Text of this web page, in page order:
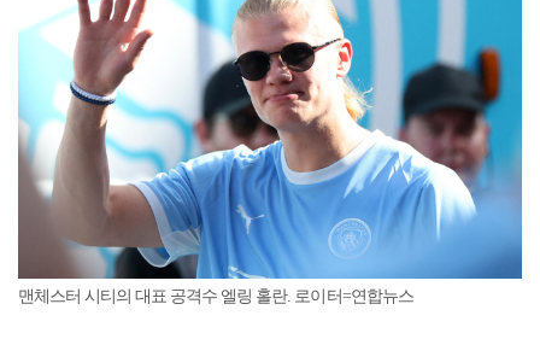
맨체스터 시티의 대표 공격수 엘링 홀란. 로이터=연합뉴스